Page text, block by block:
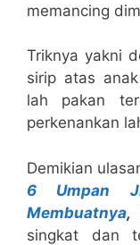
memancing
Triknya yakni
sirip atas
lah pakan
perkenankan
Demikian
6 Umpan
Membuatnya,
singkat dan